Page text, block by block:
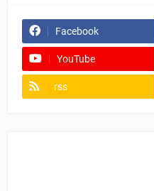
Facebook
YouTube
rss